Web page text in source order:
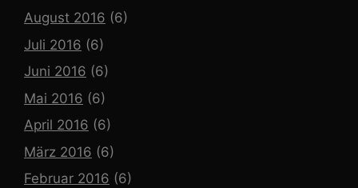
August 2016 (6)
Juli 2016 (6)
Juni 2016 (6)
Mai 2016 (6)
April 2016 (6)
März 2016 (6)
Februar 2016 (6)